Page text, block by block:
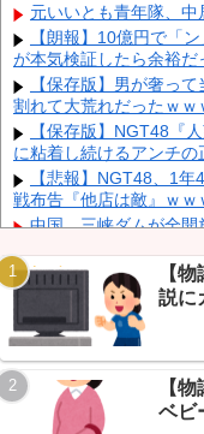
【悲報】 週刊誌、好
の贅を尽くした後部座
延びる乗車時間」 NEW!
中国人のリウさん、
ックされる！ NEW!
K-POPアイドルの約
は4％未満 NEW!
【速報】 米農家「流
んじゃないかなあ？？」
Powered by livedoor
元いいとも青年隊、中
【朗報】10億円で「
が本気検証したら余裕だ
【保存版】男が奢っ
割れて大荒れだったｗｗ
【保存版】NGT48『
に粘着し続けるアンチの
【悲報】NGT48、1
戦布告『他店は敵』ｗｗ
中国、三峡ダムが全
NEW!
ロシアさん、国民の
【朗報】無趣味ぼっ
『勝ち組やん』ｗｗｗ
【画像】 全身入れ墨
万再生されてしまうｗｗ
【
説に
【
ベビ